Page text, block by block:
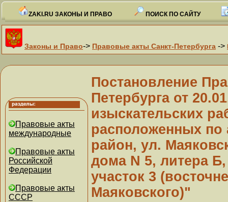
ZAKI.RU ЗАКОНЫ И ПРАВО ПОИСК ПО САЙТУ
Законы и Право-> Правовые акты Санкт-Петербурга ->
Правовые акты
международные
Правовые акты
Российской
Федерации
Правовые акты
СССР
Постановление
Петербурга от
изыскательских
расположенных
район, ул.
дома N 5, литера
участок 3
Маяковского)"